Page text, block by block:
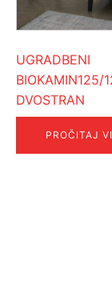
UGRADBENI
BIOKAMIN125/
DVOSTRAN
PROČITAJ